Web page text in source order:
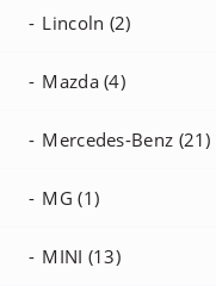
Lincoln (2)
Mazda (4)
Mercedes-Benz (21)
MG (1)
MINI (13)